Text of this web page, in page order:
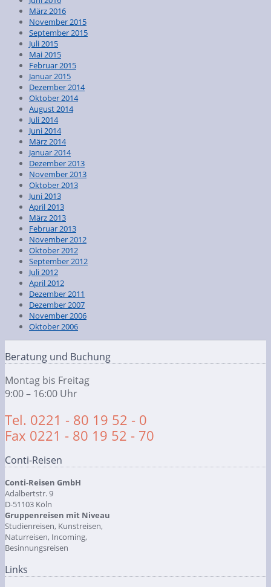
März 2016
November 2015
September 2015
Juli 2015
Mai 2015
Februar 2015
Januar 2015
Dezember 2014
Oktober 2014
August 2014
Juli 2014
Juni 2014
März 2014
Januar 2014
Dezember 2013
November 2013
Oktober 2013
Juni 2013
April 2013
März 2013
Februar 2013
November 2012
Oktober 2012
September 2012
Juli 2012
April 2012
Dezember 2011
Dezember 2007
November 2006
Oktober 2006
Beratung und Buchung
Montag bis Freitag
9:00 – 16:00 Uhr
Tel. 0221 - 80 19 52 - 0
Fax 0221 - 80 19 52 - 70
Conti-Reisen
Conti-Reisen GmbH
Adalbertstr. 9
D-51103 Köln
Gruppenreisen mit Niveau
Studienreisen, Kunstreisen,
Naturreisen, Incoming,
Besinnungsreisen
Links